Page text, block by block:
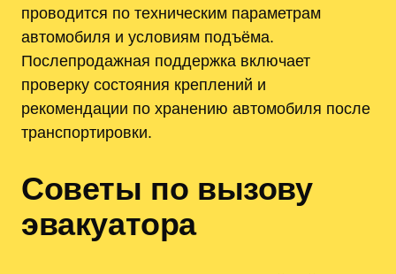
проводится по техническим параметрам
автомобиля и условиям подъёма.
Послепродажная поддержка включает
проверку состояния креплений и
рекомендации по хранению автомобиля после
транспортировки.
Советы по вызову
эвакуатора